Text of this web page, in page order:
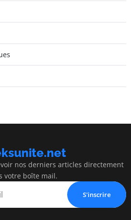
nos derniers articles directement
votre boîte mail.
S'inscrire